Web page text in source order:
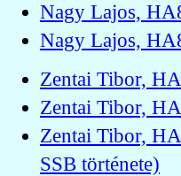
Nagy Lajos,
Nagy Lajos,
Zentai Tibor,
Zentai Tibor,
Zentai Tibor,
SSB története)